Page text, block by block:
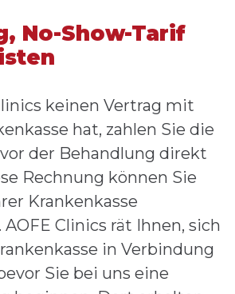
No-Show-Tarif
keinen Vertrag mit
hat, zahlen Sie die
der Behandlung direkt
Rechnung können Sie
Krankenkasse
Clinics rät Ihnen, sich
in Verbindung
Sie bei uns eine